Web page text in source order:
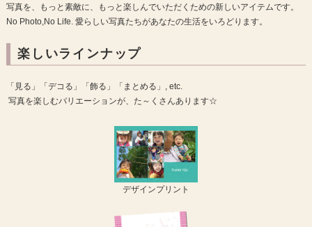
写真を、もっと素敵に、もっと楽しんでいただくための新しいアイテムです。
No Photo,No Life. 愛らしい写真たちがあなたの生活をいろどります。
楽しいラインナップ
「見る」「デコる」「飾る」「まとめる」, etc.
写真を楽しむバリエーションが、た～くさんあります☆
デザインプリント